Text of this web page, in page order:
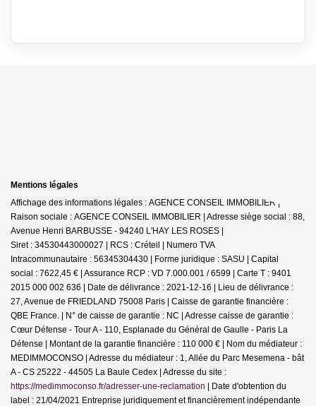
Mentions légales
Affichage des informations légales : AGENCE CONSEIL IMMOBILIER |
Raison sociale : AGENCE CONSEIL IMMOBILIER | Adresse siège social : 88,
Avenue Henri BARBUSSE - 94240 L'HAY LES ROSES |
Siret : 34530443000027 | RCS : Créteil | Numero TVA
Intracommunautaire : 56345304430 | Forme juridique : SASU | Capital
social : 7622,45 € | Assurance RCP : VD 7.000.001 / 6599 | Carte T : 9401
2015 000 002 636 | Date de délivrance : 2021-12-16 | Lieu de délivrance :
27, Avenue de FRIEDLAND 75008 Paris | Caisse de garantie financière :
QBE France. | N° de caisse de garantie : NC | Adresse caisse de garantie :
Cœur Défense - Tour A - 110, Esplanade du Général de Gaulle - Paris La
Défense | Montant de la garantie financière : 110 000 € | Nom du médiateur :
MEDIMMOCONSO | Adresse du médiateur : 1, Allée du Parc Mesemena - bât
A - CS 25222 - 44505 La Baule Cedex | Adresse du site :
https://medimmoconso.fr/adresser-une-reclamation | Date d'obtention du
label : 21/04/2021 Entreprise juridiquement et financièrement indépendante